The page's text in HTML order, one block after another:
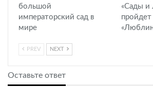
большой
императорский сад в
мире
«Сады и
пройдет
PREV NEXT
Оставьте ответ